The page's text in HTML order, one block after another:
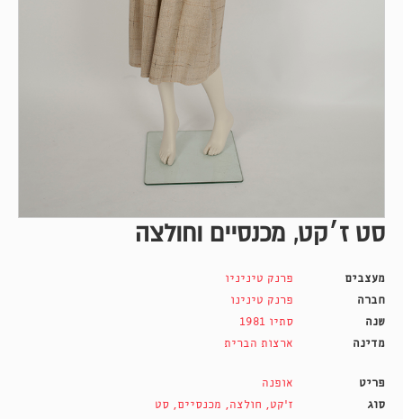
סט ז׳קט, מכנסיים וחולצה
מעצבים
פרנק טיניניו
חברה
פרנק טינינו
שנה
סתיו 1981
מדינה
ארצות הברית
פריט
אופנה
סוג
ז'קט, חולצה, מכנסיים, סט